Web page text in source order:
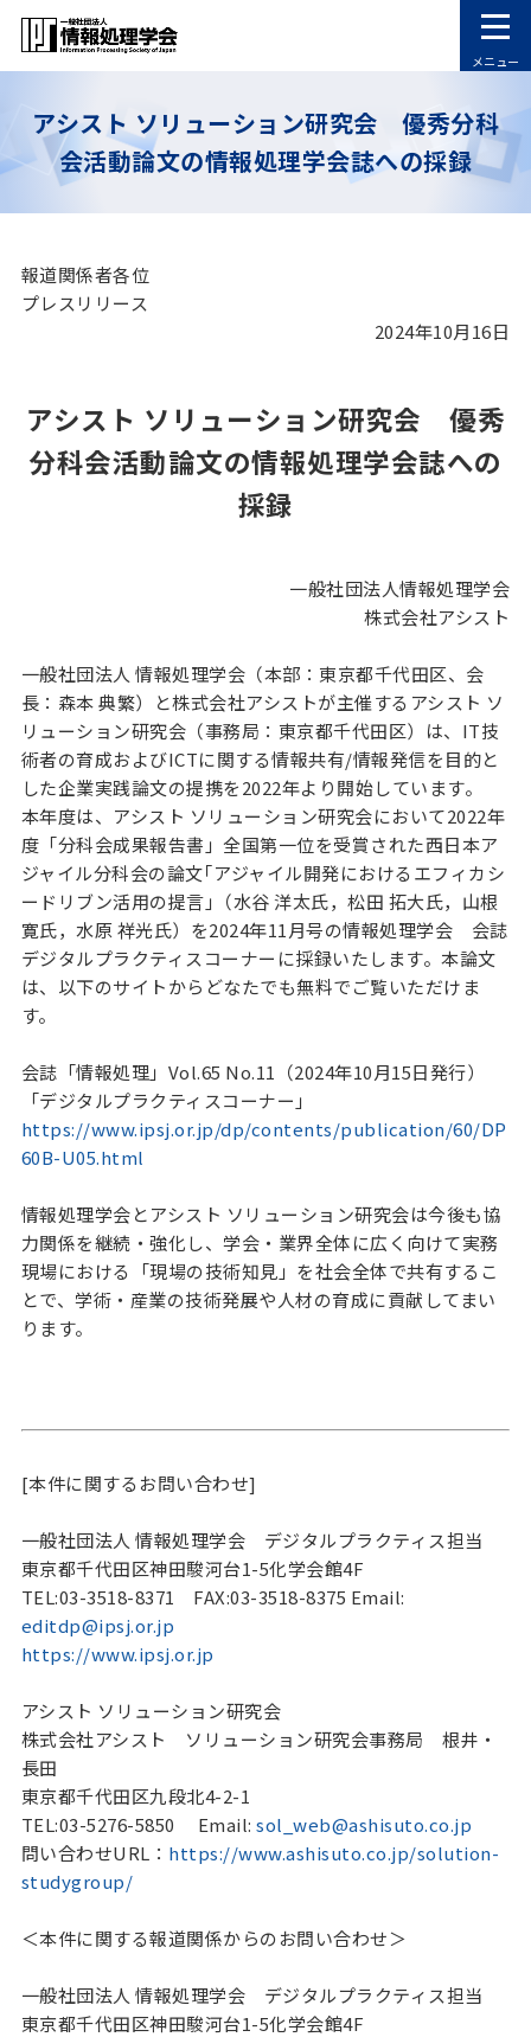
メニュー
アシスト ソリューション研究会 優秀分科
会活動論文の情報処理学会誌への採録
報道関係者各位
プレスリリース
2024年10月16日
アシスト ソリューション研究会 優秀
分科会活動論文の情報処理学会誌への
採録
一般社団法人情報処理学会
株式会社アシスト
一般社団法人 情報処理学会（本部：東京都千代田区、会
長：森本 典繁）と株式会社アシストが主催するアシスト ソ
リューション研究会（事務局：東京都千代田区）は、IT技
術者の育成およびICTに関する情報共有/情報発信を目的と
した企業実践論文の提携を2022年より開始しています。
本年度は、アシスト ソリューション研究会において2022年
度「分科会成果報告書」全国第一位を受賞された西日本ア
ジャイル分科会の論文｢アジャイル開発におけるエフィカシ
ードリブン活用の提言｣（水谷 洋太氏，松田 拓大氏，山根
寛氏，水原 祥光氏）を2024年11月号の情報処理学会 会誌
デジタルプラクティスコーナーに採録いたします。本論文
は、以下のサイトからどなたでも無料でご覧いただけま
す。
会誌「情報処理」Vol.65 No.11（2024年10月15日発行）
「デジタルプラクティスコーナー」
https://www.ipsj.or.jp/dp/contents/publication/60/DP
60B-U05.html
情報処理学会とアシスト ソリューション研究会は今後も協
力関係を継続・強化し、学会・業界全体に広く向けて実務
現場における「現場の技術知見」を社会全体で共有するこ
とで、学術・産業の技術発展や人材の育成に貢献してまい
ります。
[本件に関するお問い合わせ]
一般社団法人 情報処理学会 デジタルプラクティス担当
東京都千代田区神田駿河台1-5化学会館4F
TEL:03-3518-8371 FAX:03-3518-8375 Email:
editdp@ipsj.or.jp
https://www.ipsj.or.jp
アシスト ソリューション研究会
株式会社アシスト ソリューション研究会事務局 根井・
長田
東京都千代田区九段北4-2-1
TEL:03-5276-5850 Email:sol_web@ashisuto.co.jp
問い合わせURL： https://www.ashisuto.co.jp/solution-
studygroup/
＜本件に関する報道関係からのお問い合わせ＞
一般社団法人 情報処理学会 デジタルプラクティス担当
東京都千代田区神田駿河台1-5化学会館4F